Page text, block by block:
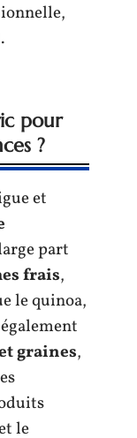
pour
?
et
part
frais,
le quinoa,
graines,
le